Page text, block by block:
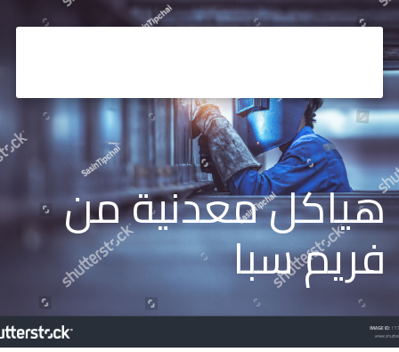
هياكل معدنية من
فريم سبا